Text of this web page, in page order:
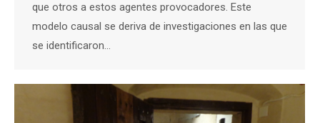
que otros a estos agentes provocadores. Este
modelo causal se deriva de investigaciones en las que
se identificaron…